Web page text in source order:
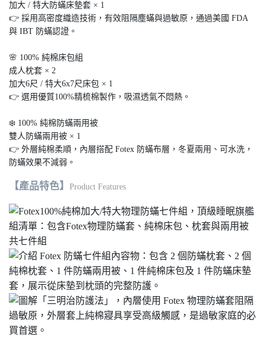
加大 / 特大防蟎床墊套 × 1
👉 採用高密度織造技術，有效阻隔塵蟎與過敏原，通過美國 FDA
與 IBT 防蟎認證。
🌸 100% 純棉床包組
成人枕套 × 2
加大6尺 / 特大6x7尺床包 × 1
👉 選用優質100%精梳棉製作，吸濕透氣不悶熱。
❄️ 100% 純棉防蟎兩用被
雙人防蟎兩用被 × 1
👉 外層純棉柔順，內層搭配 Fotex 防蟎布層，冬夏兩用、可水洗，
防蟎效果不減弱。
【產品特色】 Product Features